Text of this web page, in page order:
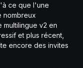
ce que l'une
nombreux
multilingue v2 en
et plus récent,
encore des invites